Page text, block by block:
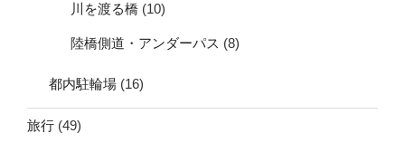
川を渡る橋 (10)
陸橋側道・アンダーパス (8)
都内駐輪場 (16)
旅行 (49)